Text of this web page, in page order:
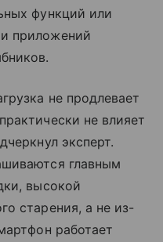
функций или
приложений
не продлевает
не влияет
эксперт.
главным
высокой
старения, а не из-
работает